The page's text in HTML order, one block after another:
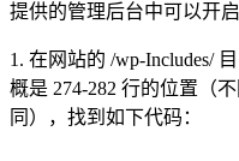
提供的管理后台中可以开
1. 在网站的 /wp-Includes/
概是 274-282 行的位置（
同），找到如下代码：